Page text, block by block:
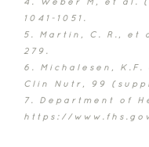
1041-1051.
5. Martin, C. R., et
279.
6. Michalesen, K.F.
Clin Nutr, 99
7. Department of
https://